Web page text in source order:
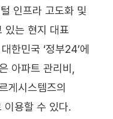
인프라 고도화 및
있는 현지 대표
한민국 ‘정부24’에
아파트 관리비,
게시스템즈의
용할 수 있다.